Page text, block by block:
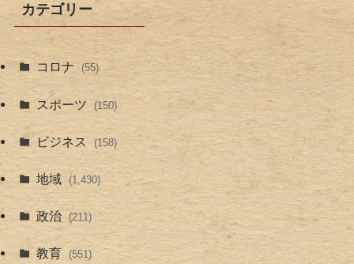
カテゴリー
コロナ (55)
スポーツ (150)
ビジネス (158)
地域 (1,430)
政治 (211)
教育 (551)